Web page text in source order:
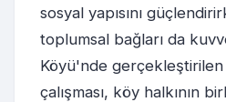
sosyal yapısını
toplumsal bağları da
Köyü'nde gerçekleştirilen
çalışması, köy halkının